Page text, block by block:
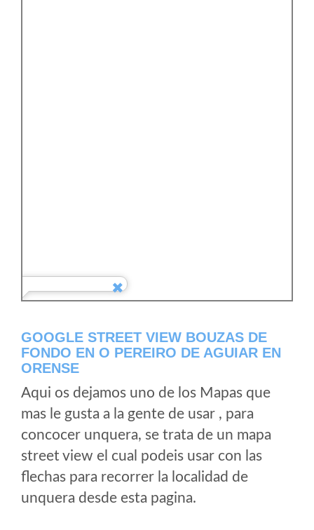
GOOGLE STREET VIEW BOUZAS DE
FONDO EN O PEREIRO DE AGUIAR EN
ORENSE
Aqui os dejamos uno de los Mapas que
mas le gusta a la gente de usar , para
concocer unquera, se trata de un mapa
street view el cual podeis usar con las
flechas para recorrer la localidad de
unquera desde esta pagina.